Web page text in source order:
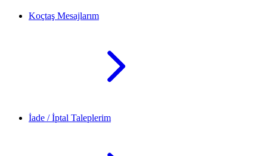
Koçtaş Mesajlarım
İade / İptal Taleplerim